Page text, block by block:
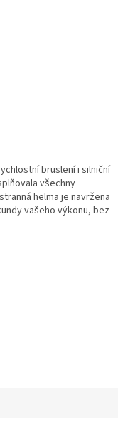
bruslení i silniční
všechny
helma je navržena
vašeho výkonu, bez